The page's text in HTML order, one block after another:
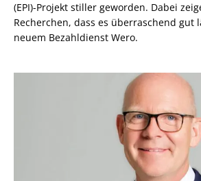
(EPI)-Projekt stiller geworden. Dabei
Recherchen, dass es überraschend gut
neuem Bezahldienst Wero.